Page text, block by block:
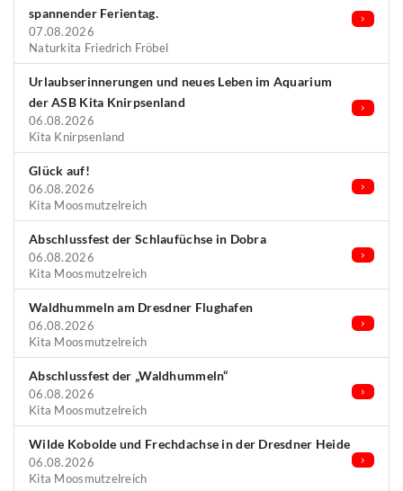
spannender Ferientag.
07.08.2026
Naturkita Friedrich Fröbel
Urlaubserinnerungen und neues Leben im Aquarium
der ASB Kita Knirpsenland
06.08.2026
Kita Knirpsenland
Glück auf!
06.08.2026
Kita Moosmutzelreich
Abschlussfest der Schlaufüchse in Dobra
06.08.2026
Kita Moosmutzelreich
Waldhummeln am Dresdner Flughafen
06.08.2026
Kita Moosmutzelreich
Abschlussfest der „Waldhummeln“
06.08.2026
Kita Moosmutzelreich
Wilde Kobolde und Frechdachse in der Dresdner Heide
06.08.2026
Kita Moosmutzelreich